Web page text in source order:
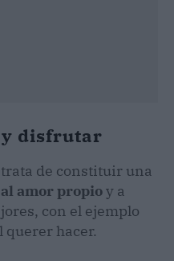
disfrutar
de constituir una
amor propioy a
con el ejemplo
querer hacer.